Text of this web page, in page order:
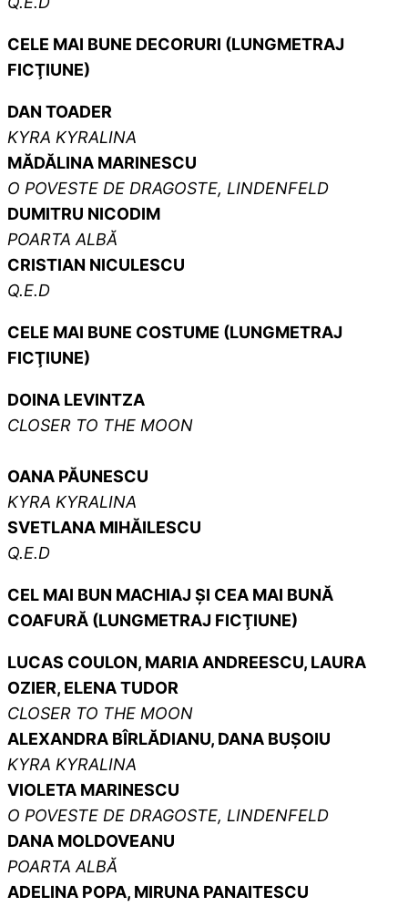
CELE MAI BUNE DECORURI (LUNGMETRAJ
FICŢIUNE)
DAN TOADER
KYRA KYRALINA
MĂDĂLINA MARINESCU
O POVESTE DE DRAGOSTE, LINDENFELD
DUMITRU NICODIM
POARTA ALBĂ
CRISTIAN NICULESCU
Q.E.D
CELE MAI BUNE COSTUME (LUNGMETRAJ
FICŢIUNE)
DOINA LEVINTZA
CLOSER TO THE MOON
OANA PĂUNESCU
KYRA KYRALINA
SVETLANA MIHĂILESCU
Q.E.D
CEL MAI BUN MACHIAJ ŞI CEA MAI BUNĂ
COAFURĂ (LUNGMETRAJ FICŢIUNE)
LUCAS COULON, MARIA ANDREESCU, LAURA
OZIER, ELENA TUDOR
CLOSER TO THE MOON
ALEXANDRA BÎRLĂDIANU, DANA BUȘOIU
KYRA KYRALINA
VIOLETA MARINESCU
O POVESTE DE DRAGOSTE, LINDENFELD
DANA MOLDOVEANU
POARTA ALBĂ
ADELINA POPA, MIRUNA PANAITESCU